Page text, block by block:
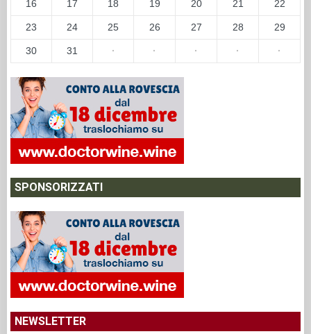
16 17 18 19 20 21 22
23 24 25 26 27 28 29
30 31 · · · · ·
SPONSORIZZATI
NEWSLETTER